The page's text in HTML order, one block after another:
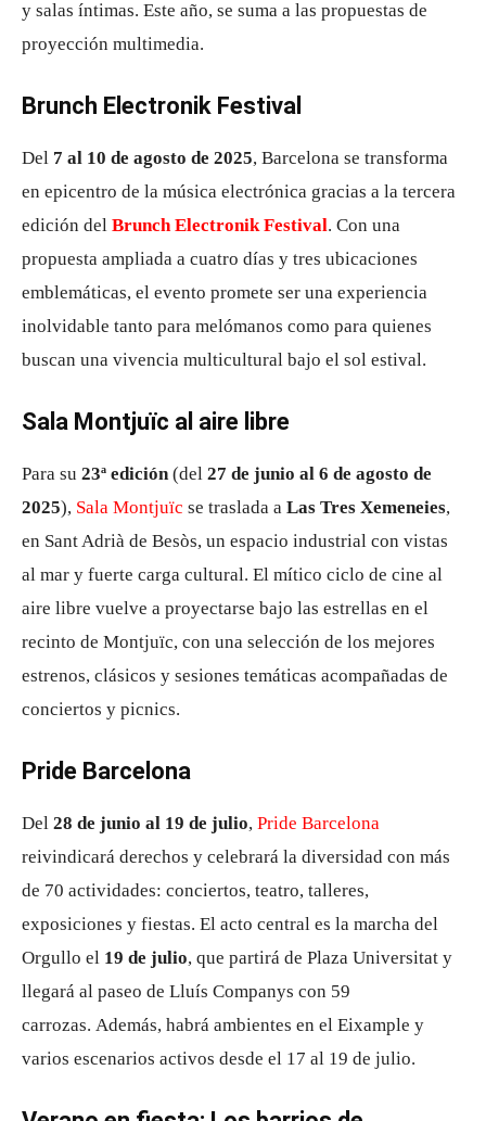
y salas íntimas. Este año, se suma a las propuestas de
proyección multimedia.
Brunch Electronik Festival
Del 7 al 10 de agosto de 2025, Barcelona se transforma
en epicentro de la música electrónica gracias a la tercera
edición del Brunch Electronik Festival. Con una
propuesta ampliada a cuatro días y tres ubicaciones
emblemáticas, el evento promete ser una experiencia
inolvidable tanto para melómanos como para quienes
buscan una vivencia multicultural bajo el sol estival.
Sala Montjuïc al aire libre
Para su 23ª edición (del 27 de junio al 6 de agosto de
2025), Sala Montjuïc se traslada a Las Tres Xemeneies,
en Sant Adrià de Besòs, un espacio industrial con vistas
al mar y fuerte carga cultural. El mítico ciclo de cine al
aire libre vuelve a proyectarse bajo las estrellas en el
recinto de Montjuïc, con una selección de los mejores
estrenos, clásicos y sesiones temáticas acompañadas de
conciertos y picnics.
Pride Barcelona
Del 28 de junio al 19 de julio, Pride Barcelona
reivindicará derechos y celebrará la diversidad con más
de 70 actividades: conciertos, teatro, talleres,
exposiciones y fiestas. El acto central es la marcha del
Orgullo el 19 de julio, que partirá de Plaza Universitat y
llegará al paseo de Lluís Companys con 59
carrozas. Además, habrá ambientes en el Eixample y
varios escenarios activos desde el 17 al 19 de julio.